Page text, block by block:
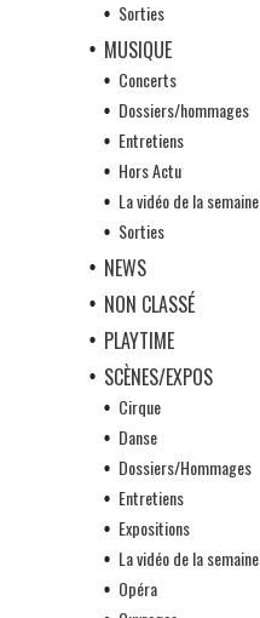
Sorties
MUSIQUE
Concerts
Dossiers/hommages
Entretiens
Hors Actu
La vidéo de la semaine
Sorties
NEWS
NON CLASSÉ
PLAYTIME
SCÈNES/EXPOS
Cirque
Danse
Dossiers/Hommages
Entretiens
Expositions
La vidéo de la semaine
Opéra